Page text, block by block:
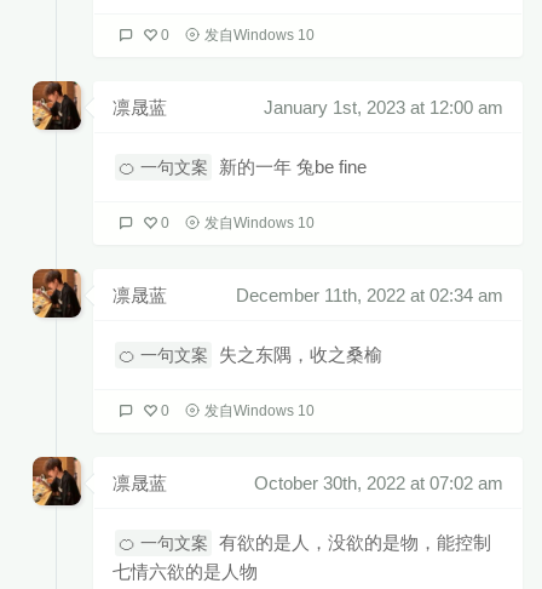
0 发自Windows 10
凛晟蓝 January 1st, 2023 at 12:00 am
🍊 一句文案 新的一年 兔be fine
0 发自Windows 10
凛晟蓝 December 11th, 2022 at 02:34 am
🍊 一句文案 失之东隅，收之桑榆
0 发自Windows 10
凛晟蓝 October 30th, 2022 at 07:02 am
🍊 一句文案
有欲的是人，没欲的是物，能控制
七情六欲的是人物